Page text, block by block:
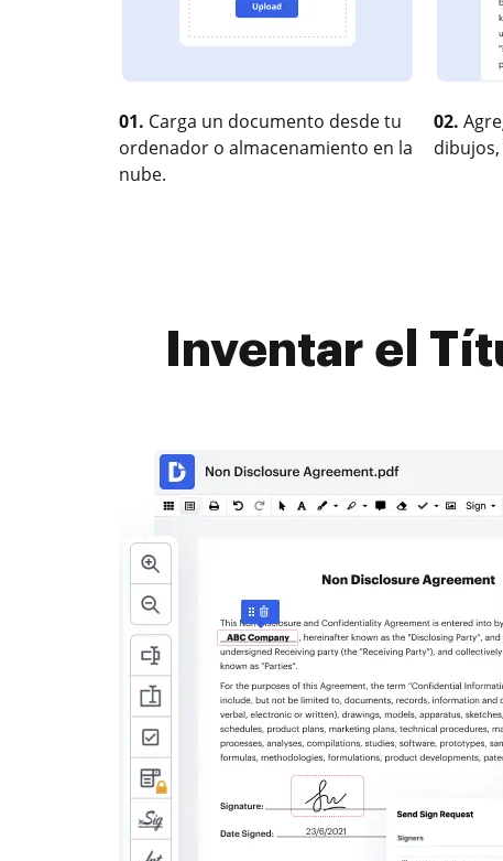
01. Carga un documento desde tu
ordenador o almacenamiento en la
nube.
02.
Inventar el